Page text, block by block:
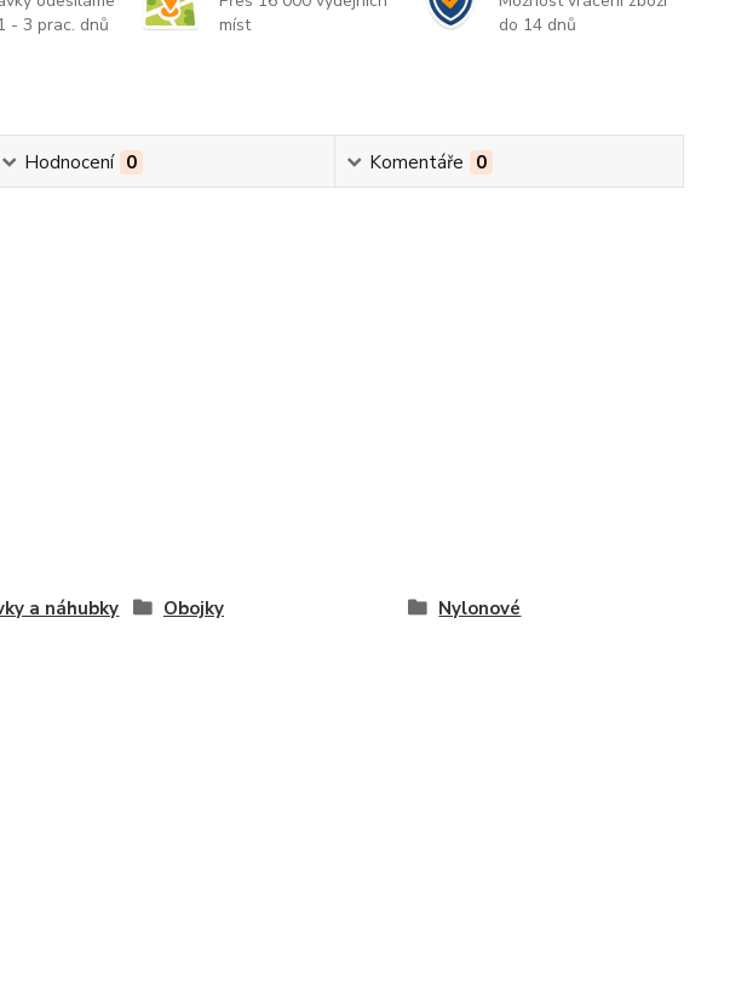
- 3 prac. dnů
míst
do 14 dnů
Hodnocení 0 Komentáře 0
a náhubky
Obojky Nylonové